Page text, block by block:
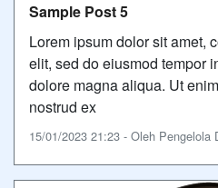
Sample Post 5
Lorem ipsum dolor sit amet,
elit, sed do eiusmod tempor
dolore magna aliqua. Ut
nostrud ex
15/01/2023 21:23 - Oleh Pengelola